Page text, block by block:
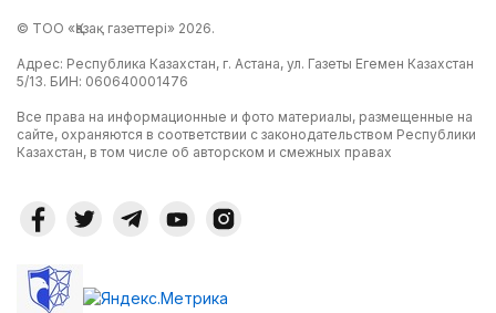
© ТОО «Қазақ газеттері» 2026.
Адрес: Республика Казахстан, г. Астана, ул. Газеты Егемен Казахстан
5/13. БИН: 060640001476
Все права на информационные и фото материалы, размещенные на
сайте, охраняются в соответствии с законодательством Республики
Казахстан, в том числе об авторском и смежных правах